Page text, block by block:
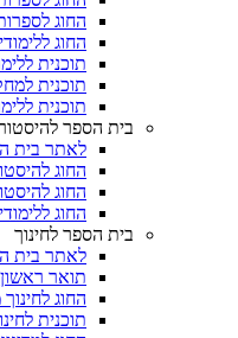
החוג
החוג
תוכנית
תוכנית
תוכנית
בית הספר
לאתר בית
החוג
החוג
החוג
בית הספר לחינוך
לאתר בית
תואר ראשון
החוג
תוכנית